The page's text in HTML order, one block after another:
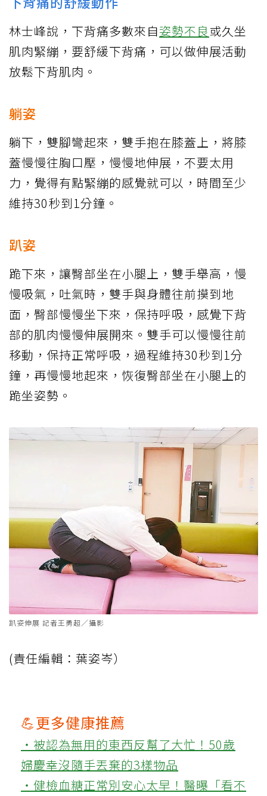
林士峰說，下背痛多數來自姿勢不良或久坐
肌肉緊繃，要舒緩下背痛，可以做伸展活動
放鬆下背肌肉。
躺姿
躺下，雙腳彎起來，雙手抱在膝蓋上，將膝
蓋慢慢往胸口壓，慢慢地伸展，不要太用
力，覺得有點緊繃的感覺就可以，時間至少
維持30秒到1分鐘。
趴姿
跪下來，讓臀部坐在小腿上，雙手舉高，慢
慢吸氣，吐氣時，雙手與身體往前摸到地
面，臀部慢慢坐下來，保持呼吸，感覺下背
部的肌肉慢慢伸展開來。雙手可以慢慢往前
移動，保持正常呼吸，過程維持30秒到1分
鐘，再慢慢地起來，恢復臀部坐在小腿上的
跪坐姿勢。
趴姿伸展 記者王勇超／攝影
(責任編輯：葉姿岑）
💪更多健康推薦
‧被認為無用的東西反幫了大忙！50歲
婦慶幸沒隨手丟棄的3樣物品
‧健檢血糖正常別安心太早！醫曝「看不